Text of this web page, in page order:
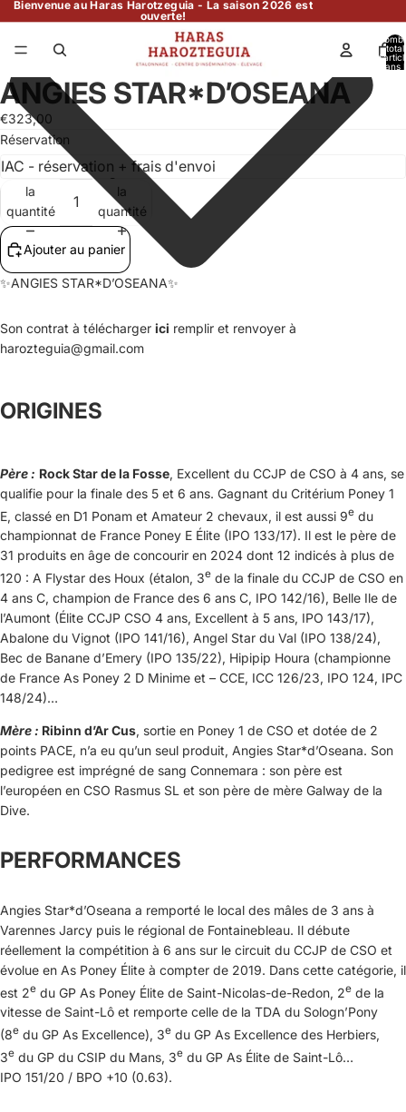
Bienvenue au Haras Harotzeguia - La saison 2026 est
ouverte!
total
dans
ANGIES STAR*D’OSEANA
€323,00
Réservation
Diminuer
la
quantité
Augmenter
la
quantité
Ajouter au panier
✨ANGIES STAR*D’OSEANA✨
Son contrat à télécharger ici remplir et renvoyer à
harozteguia@gmail.com
ORIGINES
Père : Rock Star de la Fosse, Excellent du CCJP de CSO à 4 ans, se
qualifie pour la finale des 5 et 6 ans. Gagnant du Critérium Poney 1
E, classé en D1 Ponam et Amateur 2 chevaux, il est aussi 9e du
championnat de France Poney E Élite (IPO 133/17). Il est le père de
31 produits en âge de concourir en 2024 dont 12 indicés à plus de
120 : A Flystar des Houx (étalon, 3e de la finale du CCJP de CSO en
4 ans C, champion de France des 6 ans C, IPO 142/16), Belle Ile de
l’Aumont (Élite CCJP CSO 4 ans, Excellent à 5 ans, IPO 143/17),
Abalone du Vignot (IPO 141/16), Angel Star du Val (IPO 138/24),
Bec de Banane d’Emery (IPO 135/22), Hipipip Houra (championne
de France As Poney 2 D Minime et – CCE, ICC 126/23, IPO 124, IPC
148/24)…
Mère : Ribinn d’Ar Cus, sortie en Poney 1 de CSO et dotée de 2
points PACE, n’a eu qu’un seul produit, Angies Star*d’Oseana. Son
pedigree est imprégné de sang Connemara : son père est
l’européen en CSO Rasmus SL et son père de mère Galway de la
Dive.
PERFORMANCES
Angies Star*d’Oseana a remporté le local des mâles de 3 ans à
Varennes Jarcy puis le régional de Fontainebleau. Il débute
réellement la compétition à 6 ans sur le circuit du CCJP de CSO et
évolue en As Poney Élite à compter de 2019. Dans cette catégorie, il
est 2e du GP As Poney Élite de Saint-Nicolas-de-Redon, 2e de la
vitesse de Saint-Lô et remporte celle de la TDA du Sologn’Pony
(8e du GP As Excellence), 3e du GP As Excellence des Herbiers,
3e du GP du CSIP du Mans, 3e du GP As Élite de Saint-Lô…
IPO 151/20 / BPO +10 (0.63).